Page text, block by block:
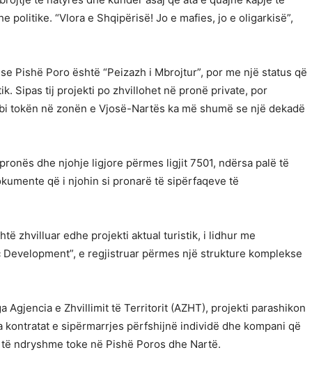
politike. “Vlora e Shqipërisë! Jo e mafies, jo e oligarkisë”,
Pishë Poro është “Peizazh i Mbrojtur”, por me një status që
Sipas tij projekti po zhvillohet në pronë private, por
tokën në zonën e Vjosë-Nartës ka më shumë se një dekadë
dhe njohje ligjore përmes ligjit 7501, ndërsa palë të
që i njohin si pronarë të sipërfaqeve të
zhvilluar edhe projekti aktual turistik, i lidhur me
e regjistruar përmes një strukture komplekse
Agjencia e Zhvillimit të Territorit (AZHT), projekti parashikon
kontratat e sipërmarrjes përfshijnë individë dhe kompani që
ndryshme toke në Pishë Poros dhe Nartë.